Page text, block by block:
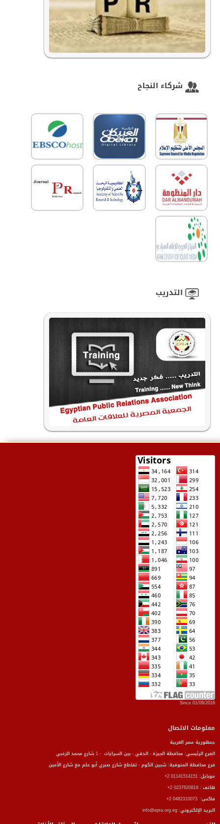
شركاء النجاح
التدريب
Since 01/09/2016
معلومات الاتصال
جمهورية مصر العربية
الفرع الرئيسي: محافظة الجيزة - الدقي - بين السرايات - 1 شارع محمد الزغبي
فرع محافظة المنوفية: شبين الكوم - تقاطع شارع صبري أبو علم مع شارع الأمين
موبايل: 01141514151 2+
هاتف : 0237620818 2+
فاكس: 0482310073 2+
البريد الإلكتروني: info@epra.org.eg